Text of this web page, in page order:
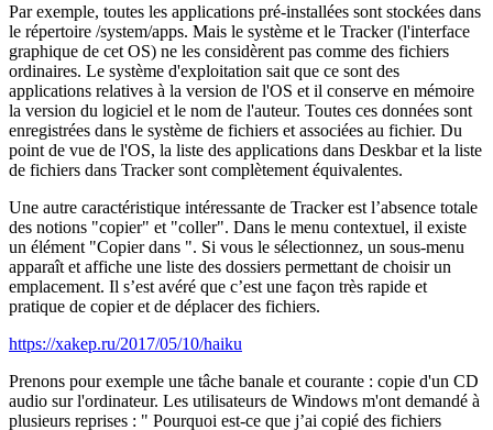
Par exemple, toutes les applications pré-installées sont stockées dans
le répertoire /system/apps. Mais le système et le Tracker (l'interface
graphique de cet OS) ne les considèrent pas comme des fichiers
ordinaires. Le système d'exploitation sait que ce sont des
applications relatives à la version de l'OS et il conserve en mémoire
la version du logiciel et le nom de l'auteur. Toutes ces données sont
enregistrées dans le système de fichiers et associées au fichier. Du
point de vue de l'OS, la liste des applications dans Deskbar et la liste
de fichiers dans Tracker sont complètement équivalentes.
Une autre caractéristique intéressante de Tracker est l’absence totale
des notions "copier" et "coller". Dans le menu contextuel, il existe
un élément "Copier dans ". Si vous le sélectionnez, un sous-menu
apparaît et affiche une liste des dossiers permettant de choisir un
emplacement. Il s’est avéré que c’est une façon très rapide et
pratique de copier et de déplacer des fichiers.
https://xakep.ru/2017/05/10/haiku
Prenons pour exemple une tâche banale et courante : copie d'un CD
audio sur l'ordinateur. Les utilisateurs de Windows m'ont demandé à
plusieurs reprises : " Pourquoi est-ce que j’ai copié des fichiers